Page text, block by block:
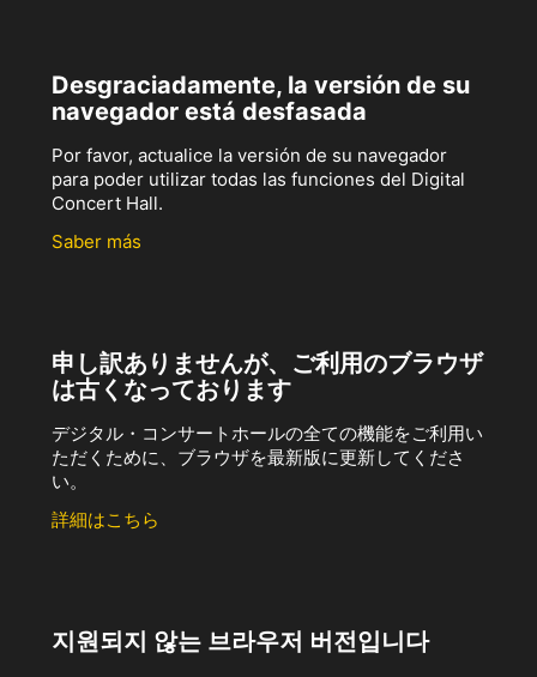
Desgraciadamente, la versión de su
navegador está desfasada
Por favor, actualice la versión de su navegador
para poder utilizar todas las funciones del Digital
Concert Hall.
Saber más
申し訳ありませんが、ご利用のブラウザ
は古くなっております
デジタル・コンサートホールの全ての機能をご利用い
ただくために、ブラウザを最新版に更新してくださ
い。
詳細はこちら
지원되지 않는 브라우저 버전입니다